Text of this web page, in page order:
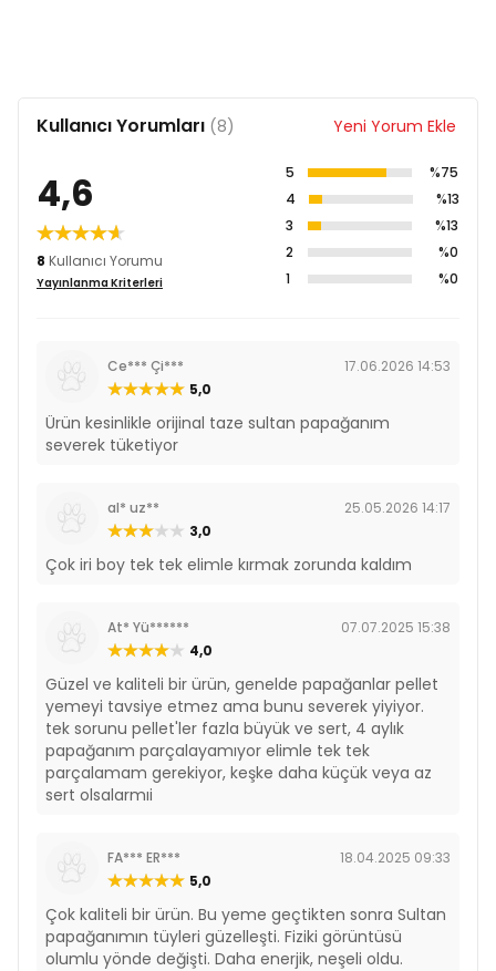
Kullanıcı Yorumları (8) Yeni Yorum Ekle
4,6
8 Kullanıcı Yorumu
Yayınlanma Kriterleri
5
%75
4
%13
3
%13
2
%0
1
%0
Ce*** Çi***
17.06.2026 14:53
5,0
Ürün kesinlikle orijinal taze sultan papağanım
severek tüketiyor
al* uz**
25.05.2026 14:17
3,0
Çok iri boy tek tek elimle kırmak zorunda kaldım
At* Yü******
07.07.2025 15:38
4,0
Güzel ve kaliteli bir ürün, genelde papağanlar pellet
yemeyi tavsiye etmez ama bunu severek yiyiyor.
tek sorunu pellet'ler fazla büyük ve sert, 4 aylık
papağanım parçalayamıyor elimle tek tek
parçalamam gerekiyor, keşke daha küçük veya az
sert olsalarmıi
FA*** ER***
18.04.2025 09:33
5,0
Çok kaliteli bir ürün. Bu yeme geçtikten sonra Sultan
papağanımın tüyleri güzelleşti. Fiziki görüntüsü
olumlu yönde değişti. Daha enerjik, neşeli oldu.